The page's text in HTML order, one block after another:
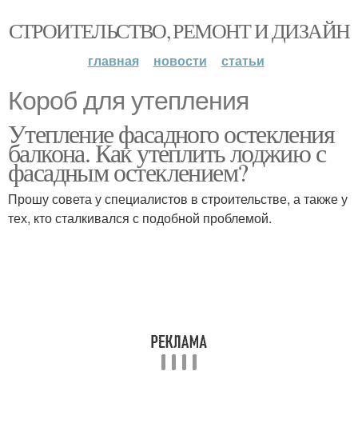
СТРОИТЕЛЬСТВО, РЕМОНТ И ДИЗАЙН
главная новости статьи
Короб для утепления
Утепление фасадного остекления
балкона. Как утеплить лоджию с
фасадным остеклением?
Прошу совета у специалистов в строительстве, а также у
тех, кто сталкивался с подобной проблемой.